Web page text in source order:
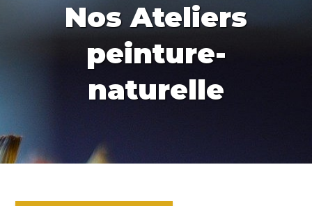
Nos Ateliers
peinture-
naturelle